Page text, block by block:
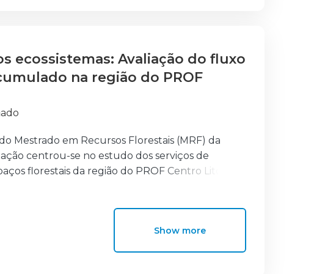
ecossistemas: Avaliação do fluxo
na região do PROF
Mestrado em Recursos Florestais (MRF) da
centrou-se no estudo dos serviços de
florestais da região do PROF Centro Litoral
atenção crescente por parte dos meios
incluir bens materiais e/ou serviços imateriais.
vezes e genericamente são divididos em
contexto, esta dissertação pretendeu estudar
Show more